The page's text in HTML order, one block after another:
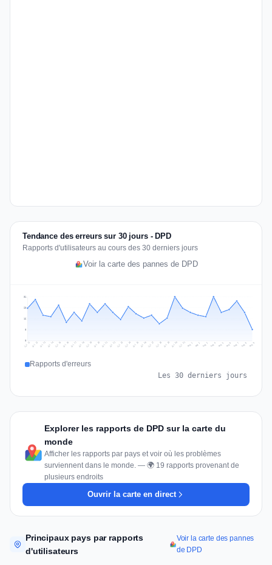
Tendance des erreurs sur 30 jours - DPD
Rapports d'utilisateurs au cours des 30 derniers jours
Voir la carte des pannes de DPD
16
23
31
Jul 11 Jul 12 Jul 13 Jul 14 Jul 15 Jul 16 Jul 17 Jul 18 Jul 19 Jul 20 Jul 21 Jul 22 Jul 23 Jul 24 Jul 25 Jul 26 Jul 27 Jul 28 Jul 29 Jul 30 Jul 31 Aug 1 Aug 2 Aug 3 Aug 4 Aug 5 Aug 6 Aug 7 Aug 8 Aug 9
Rapports d'erreurs
Les 30 derniers jours
Explorer les rapports de DPD sur la carte du
monde
Afficher les rapports par pays et voir où les problèmes
surviennent dans le monde. — 🌍 19 rapports provenant de
plusieurs endroits
Ouvrir la carte en direct
Principaux pays par rapports
d'utilisateurs
Voir la carte des pannes
de DPD